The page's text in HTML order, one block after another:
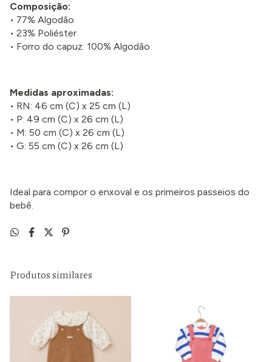
Composição:
• 77% Algodão
• 23% Poliéster
• Forro do capuz: 100% Algodão
Medidas aproximadas:
• RN: 46 cm (C) x 25 cm (L)
• P: 49 cm (C) x 26 cm (L)
• M: 50 cm (C) x 26 cm (L)
• G: 55 cm (C) x 26 cm (L)
Ideal para compor o enxoval e os primeiros passeios do
bebê.
Produtos similares